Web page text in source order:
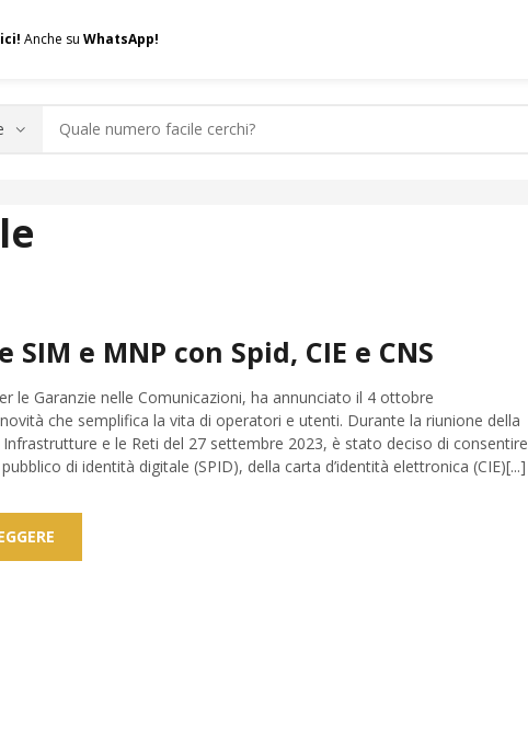
Anche su WhatsApp!
e MNP con Spid, CIE e CNS
le Garanzie nelle Comunicazioni, ha annunciato il 4 ottobre
che semplifica la vita di operatori e utenti. Durante la riunione della
e le Reti del 27 settembre 2023, è stato deciso di consentire
di identità digitale (SPID), della carta d’identità elettronica (CIE)[...]